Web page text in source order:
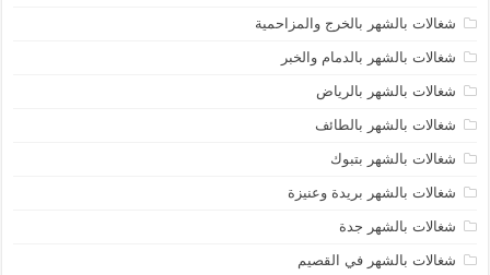
شغالات بالشهر بالخرج والمزاحمية
شغالات بالشهر بالدمام والخبر
شغالات بالشهر بالرياض
شغالات بالشهر بالطائف
شغالات بالشهر بتبوك
شغالات بالشهر بريدة وعنيزة
شغالات بالشهر جدة
شغالات بالشهر في القصيم